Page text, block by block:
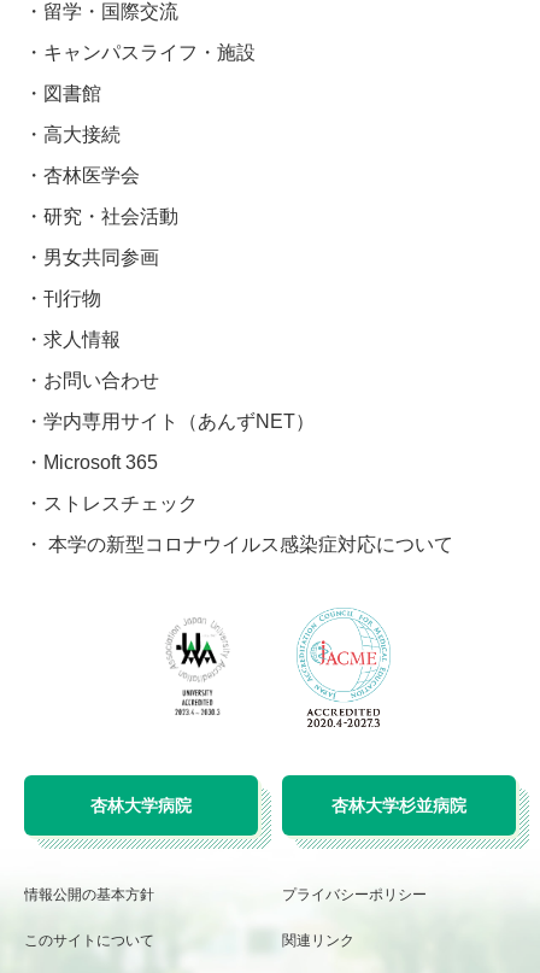
留学・国際交流
キャンパスライフ・施設
図書館
高大接続
杏林医学会
研究・社会活動
男女共同参画
刊行物
求人情報
お問い合わせ
学内専用サイト（あんずNET）
Microsoft 365
ストレスチェック
本学の新型コロナウイルス感染症対応について
杏林大学病院 杏林大学杉並病院
情報公開の基本方針 プライバシーポリシー
このサイトについて 関連リンク